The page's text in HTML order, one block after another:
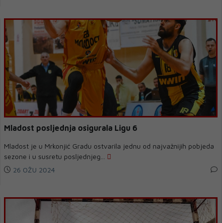
Mladost posljednja osigurala Ligu 6
Mladost je u Mrkonjić Gradu ostvarila jednu od najvažnijih pobjeda
sezone i u susretu posljednjeg...
26 OŽU 2024